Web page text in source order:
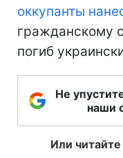
оккупанты
гражданскому
погиб
Не
наши
Или